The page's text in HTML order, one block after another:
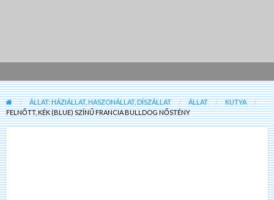
ÁLLAT: HÁZIÁLLAT, HASZONÁLLAT, DÍSZÁLLAT ÁLLAT
KUTYA
FELNŐTT, KÉK (BLUE) SZÍNŰ FRANCIA BULLDOG NŐSTÉNY